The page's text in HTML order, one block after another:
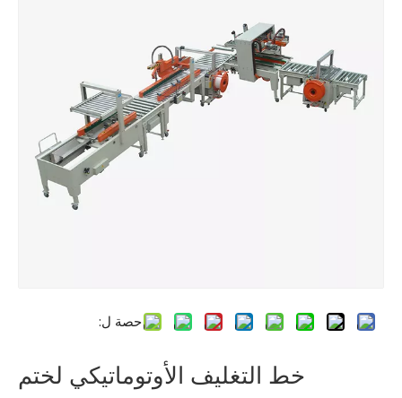
حصة ل:
خط التغليف الأوتوماتيكي لختم